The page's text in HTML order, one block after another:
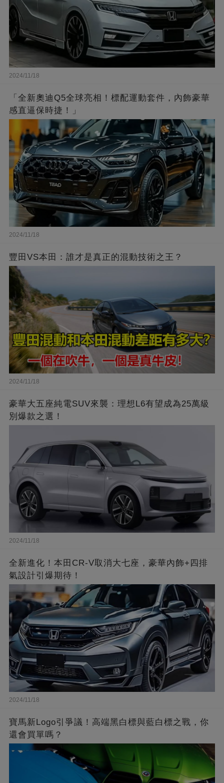
2024/11/18
「全新奧迪Q5全球亮相！標配運動套件，內飾豪華
感直逼保時捷！」
2024/11/18
豐田VS本田：誰才是真正的混動技術之王？
2024/11/18
豪華大五座純電SUV來襲：理想L6有望成為25萬級
別爆款之選！
2024/11/18
全新進化！本田CR-V取消大七座，豪華內飾+四排
氣設計引爆期待！
2024/11/18
寶馬新Logo引爭議！高端黑白標與藍白標之戰，你
還會買單嗎？